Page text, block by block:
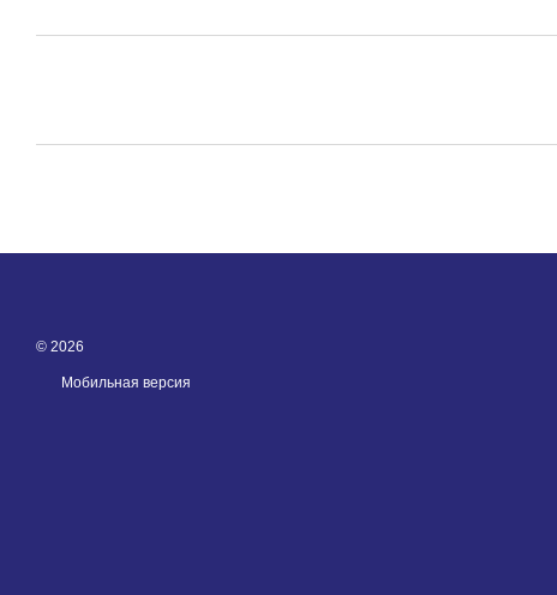
© 2026
Мобильная версия